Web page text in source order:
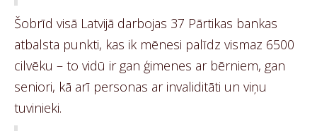
Šobrīd visā Latvijā darbojas 37 Pārtikas bankas
atbalsta punkti, kas ik mēnesi palīdz vismaz 6500
cilvēku – to vidū ir gan ģimenes ar bērniem, gan
seniori, kā arī personas ar invaliditāti un viņu
tuvinieki.